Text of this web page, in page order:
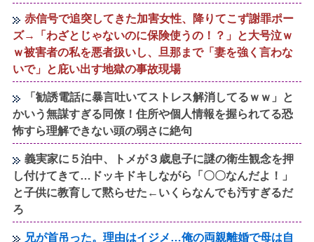
赤信号で追突してきた加害女性、降りてこず謝罪ポー
ズ→「わざとじゃないのに保険使うの！？」と大号泣ｗ
ｗ被害者の私を悪者扱いし、旦那まで「妻を強く言わな
いで」と庇い出す地獄の事故現場
「勧誘電話に暴言吐いてストレス解消してるｗｗ」と
かいう無謀すぎる同僚！住所や個人情報を握られてる恐
怖すら理解できない頭の弱さに絶句
義実家に５泊中、トメが３歳息子に謎の衛生観念を押
し付けてきて…ドッキドキしながら「〇〇なんだよ！」
と子供に教育して黙らせた←いくらなんでも汚すぎるだ
ろ
兄が首吊った。理由はイジメ…俺の両親離婚で母は自